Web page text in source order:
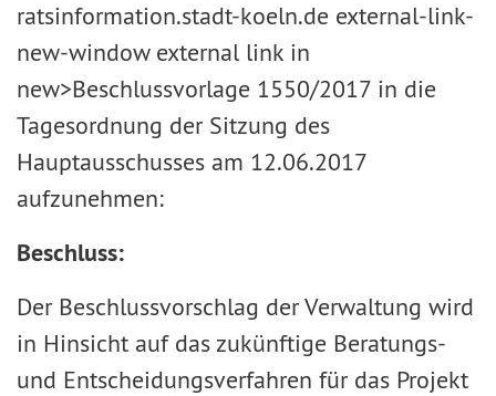
ratsinformation.stadt-koeln.de external-link-
new-window external link in
new>Beschlussvorlage 1550/2017 in die
Tagesordnung der Sitzung des
Hauptausschusses am 12.06.2017
aufzunehmen:
Beschluss:
Der Beschlussvorschlag der Verwaltung wird
in Hinsicht auf das zukünftige Beratungs-
und Entscheidungsverfahren für das Projekt